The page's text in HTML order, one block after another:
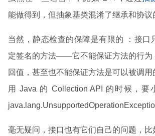
能做得到，但抽象基类混淆了继承和协议
当然，静态检查的保障是有限的 ：接口
定签名的方法——它不能保证方法的行为
回值，甚至也不能保证方法是可以被调
用 Java 的 Collection API 的时候，要
毫无疑问，接口也有它们自己的问题，比